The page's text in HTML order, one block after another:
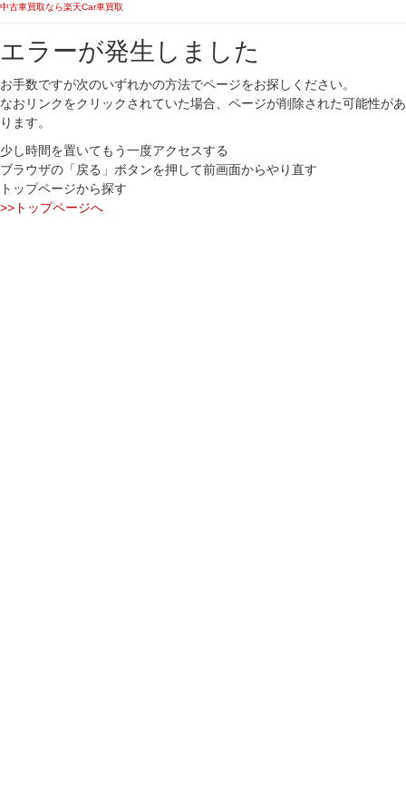
中古車買取なら楽天Car車買取
エラーが発生しました
お手数ですが次のいずれかの方法でページをお探しください。
なおリンクをクリックされていた場合、ページが削除された可能性があ
ります。
少し時間を置いてもう一度アクセスする
ブラウザの「戻る」ボタンを押して前画面からやり直す
トップページから探す
>>トップページへ